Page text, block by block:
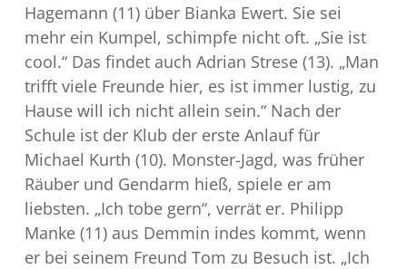
Hagemann (11) über Bianka Ewert. Sie sei
mehr ein Kumpel, schimpfe nicht oft. „Sie ist
cool.“ Das findet auch Adrian Strese (13). „Man
trifft viele Freunde hier, es ist immer lustig, zu
Hause will ich nicht allein sein.“ Nach der
Schule ist der Klub der erste Anlauf für
Michael Kurth (10). Monster-Jagd, was früher
Räuber und Gendarm hieß, spiele er am
liebsten. „Ich tobe gern“, verrät er. Philipp
Manke (11) aus Demmin indes kommt, wenn
er bei seinem Freund Tom zu Besuch ist. „Ich